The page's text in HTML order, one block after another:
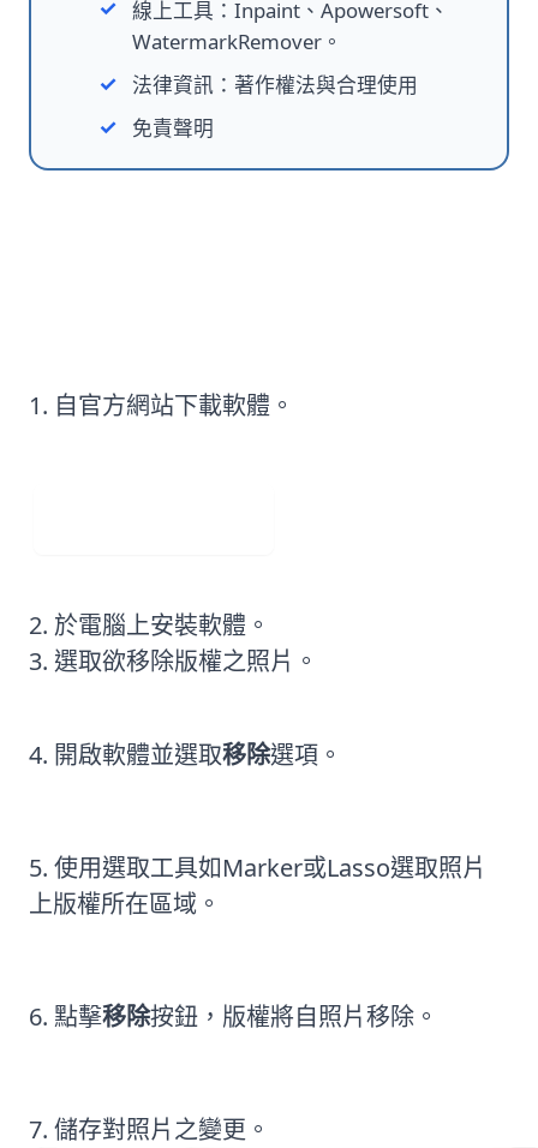
線上工具：Inpaint、Apowersoft、
WatermarkRemover。
法律資訊：著作權法與合理使用
免責聲明
自官方網站下載軟體。
於電腦上安裝軟體。
選取欲移除版權之照片。
開啟軟體並選取移除選項。
使用選取工具如Marker或Lasso選取照片
上版權所在區域。
點擊移除按鈕，版權將自照片移除。
儲存對照片之變更。